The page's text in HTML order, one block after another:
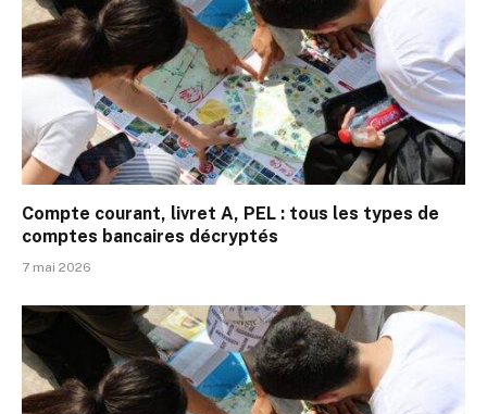
Compte courant, livret A, PEL : tous les types de
comptes bancaires décryptés
7 mai 2026